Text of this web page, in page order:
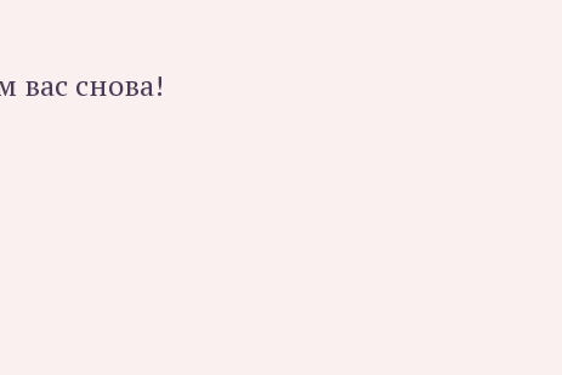
вас снова!